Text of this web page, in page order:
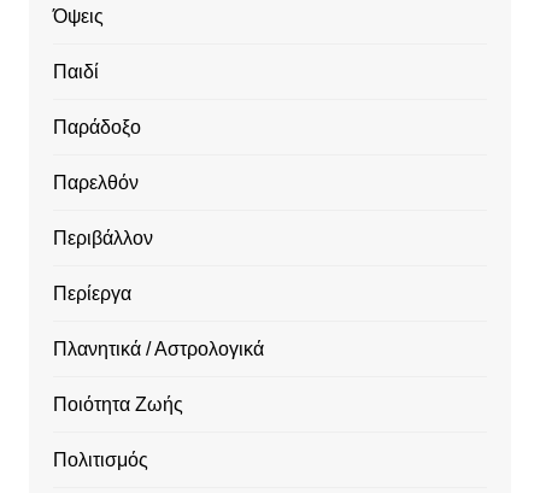
Όψεις
Παιδί
Παράδοξο
Παρελθόν
Περιβάλλον
Περίεργα
Πλανητικά / Αστρολογικά
Ποιότητα Ζωής
Πολιτισμός